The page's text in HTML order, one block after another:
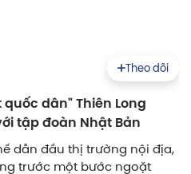
Theo dõi
dân" Thiên Long
tập đoàn Nhật Bản
dẫn đầu thị trường nội địa,
trước một bước ngoặt